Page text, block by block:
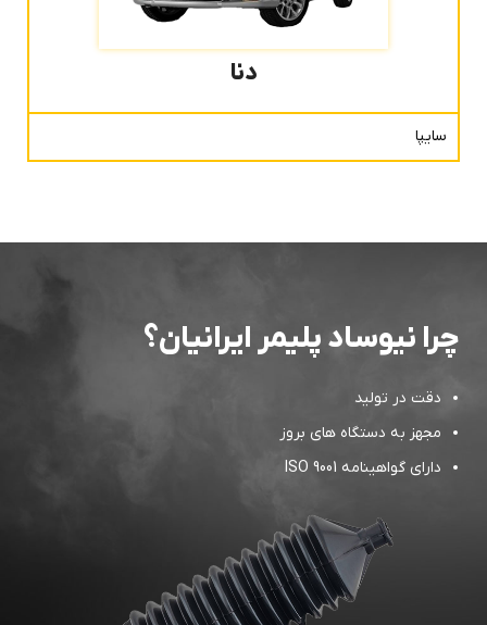
دنا
سایپا
چرا نیوساد پلیمر ایرانیان؟
دقت در تولید
مجهز به دستگاه های بروز
دارای گواهینامه ISO 9001